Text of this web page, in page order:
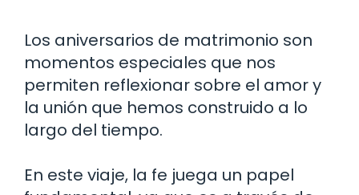
Los aniversarios de matrimonio son
momentos especiales que nos
permiten reflexionar sobre el amor y
la unión que hemos construido a lo
largo del tiempo.
En este viaje, la fe juega un papel